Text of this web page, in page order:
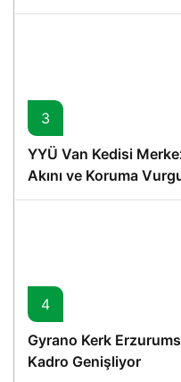
3
YYÜ Van Kedisi
Akını ve Koruma
4
Gyrano Kerk
Kadro Genişliyor